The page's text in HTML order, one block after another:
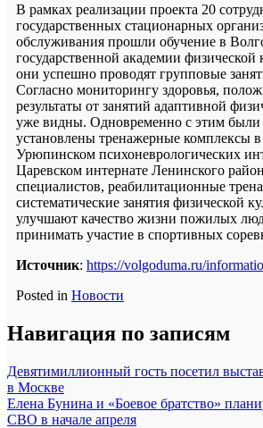
В рамках реализации проекта 20
государственных стационарных
обслуживания прошли обучение в
государственной академии физической
они успешно проводят групповые
Согласно мониторингу здоровья,
результаты от занятий адаптивной
уже видны. Одновременно с этим были
установлены тренажерные комплексы в
Урюпинском психоневрологических
Царевском интернате Ленинского
специалистов, реабилитационные
систематические занятия физической
улучшают качество жизни пожилых
принимать участие в спортивных
Источник: https://volgoduma.ru/
Posted in Новости
Навигация по записям
Девятимиллионный гость посетил
в Москве
Елена Бунина и «Боевое братство»
СВО в начале апреля